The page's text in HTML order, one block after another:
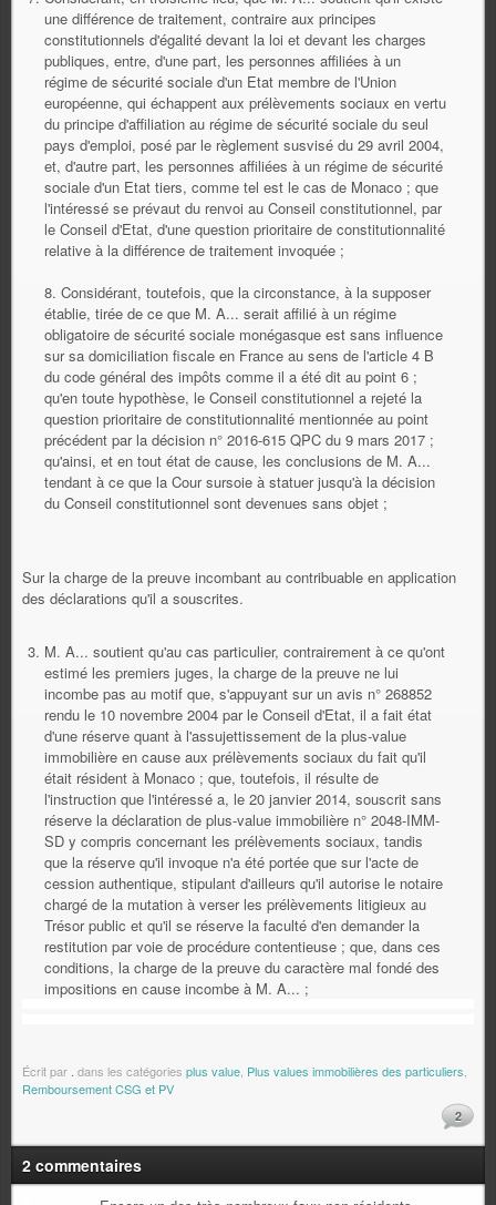
une différence de traitement, contraire aux principes
constitutionnels d'égalité devant la loi et devant les charges
publiques, entre, d'une part, les personnes affiliées à un
régime de sécurité sociale d'un Etat membre de l'Union
européenne, qui échappent aux prélèvements sociaux en vertu
du principe d'affiliation au régime de sécurité sociale du seul
pays d'emploi, posé par le règlement susvisé du 29 avril 2004,
et, d'autre part, les personnes affiliées à un régime de sécurité
sociale d'un Etat tiers, comme tel est le cas de Monaco ; que
l'intéressé se prévaut du renvoi au Conseil constitutionnel, par
le Conseil d'Etat, d'une question prioritaire de constitutionnalité
relative à la différence de traitement invoquée ;
8. Considérant, toutefois, que la circonstance, à la supposer
établie, tirée de ce que M. A... serait affilié à un régime
obligatoire de sécurité sociale monégasque est sans influence
sur sa domiciliation fiscale en France au sens de l'article 4 B
du code général des impôts comme il a été dit au point 6 ;
qu'en toute hypothèse, le Conseil constitutionnel a rejeté la
question prioritaire de constitutionnalité mentionnée au point
précédent par la décision n° 2016-615 QPC du 9 mars 2017 ;
qu'ainsi, et en tout état de cause, les conclusions de M. A...
tendant à ce que la Cour sursoie à statuer jusqu'à la décision
du Conseil constitutionnel sont devenues sans objet ;
Sur la charge de la preuve incombant au contribuable en application
des déclarations qu'il a souscrites.
M. A... soutient qu'au cas particulier, contrairement à ce qu'ont
estimé les premiers juges, la charge de la preuve ne lui
incombe pas au motif que, s'appuyant sur un avis n° 268852
rendu le 10 novembre 2004 par le Conseil d'Etat, il a fait état
d'une réserve quant à l'assujettissement de la plus-value
immobilière en cause aux prélèvements sociaux du fait qu'il
était résident à Monaco ; que, toutefois, il résulte de
l'instruction que l'intéressé a, le 20 janvier 2014, souscrit sans
réserve la déclaration de plus-value immobilière n° 2048-IMM-
SD y compris concernant les prélèvements sociaux, tandis
que la réserve qu'il invoque n'a été portée que sur l'acte de
cession authentique, stipulant d'ailleurs qu'il autorise le notaire
chargé de la mutation à verser les prélèvements litigieux au
Trésor public et qu'il se réserve la faculté d'en demander la
restitution par voie de procédure contentieuse ; que, dans ces
conditions, la charge de la preuve du caractère mal fondé des
impositions en cause incombe à M. A... ;
Écrit par dans les catégories plus value Plus values immobilières des particuliers
Remboursement CSG et PV
2
2 commentaires